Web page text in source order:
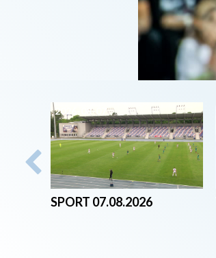
2026-08-07
SPORT 07.08.2026